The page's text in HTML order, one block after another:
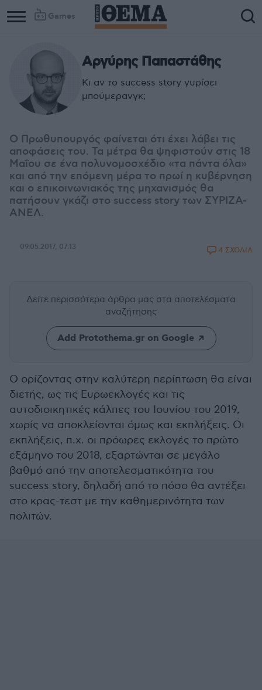
Games
Αργύρης Παπαστάθης
Κι αν το success story γυρίσει
μπούμερανγκ;
Ο Πρωθυπουργός φαίνεται ότι έχει λάβει τις
αποφάσεις του. Τα μέτρα θα ψηφιστούν στις 18
Μαΐου σε ένα πολυνομοσχέδιο «τα πάντα όλα»
και από την επόμενη μέρα το πρωί η κυβέρνηση
και ο επικοινωνιακός της μηχανισμός θα
πατήσουν γκάζι στο success story των ΣΥΡΙΖΑ-
ΑΝΕΛ.
09.05.2017, 07:13 4 ΣΧΟΛΙΑ
Δείτε περισσότερα άρθρα μας στα αποτελέσματα
αναζήτησης
Add Protothema.gr on Google
Ο ορίζοντας στην καλύτερη περίπτωση θα είναι
διετής, ως τις Ευρωεκλογές και τις
αυτοδιοικητικές κάλπες του Ιουνίου του 2019,
χωρίς να αποκλείονται όμως και εκπλήξεις. Οι
εκπλήξεις, π.χ. οι πρόωρες εκλογές το πρώτο
εξάμηνο του 2018, εξαρτώνται σε μεγάλο
βαθμό από την αποτελεσματικότητα του
success story, δηλαδή από το πόσο θα αντέξει
στο κρας-τεστ με την καθημερινότητα των
πολιτών.